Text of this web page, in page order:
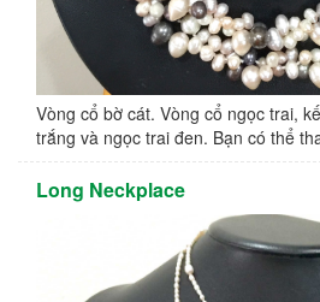
Vòng cổ bờ cát. Vòng cổ ngọc trai,
trắng và ngọc trai đen. Bạn có thể
Long Neckplace